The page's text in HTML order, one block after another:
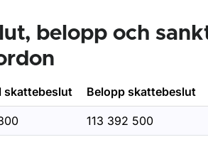
statistik
belopp och
skattebeslut Belopp skattebeslut
113 392 500